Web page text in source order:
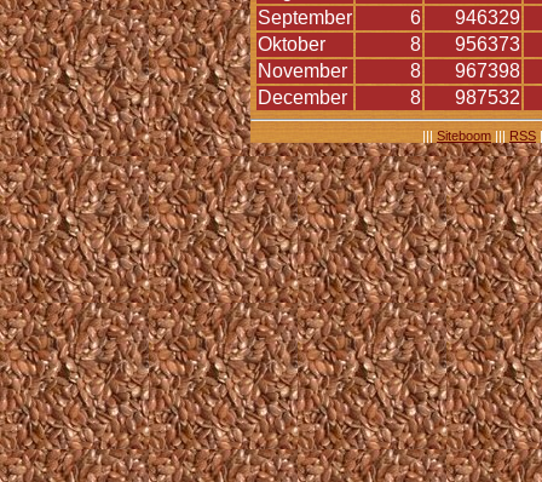
September
6
946329
Oktober
8
956373
November
8
967398
December
8 987532
||| Siteboom ||| RSS